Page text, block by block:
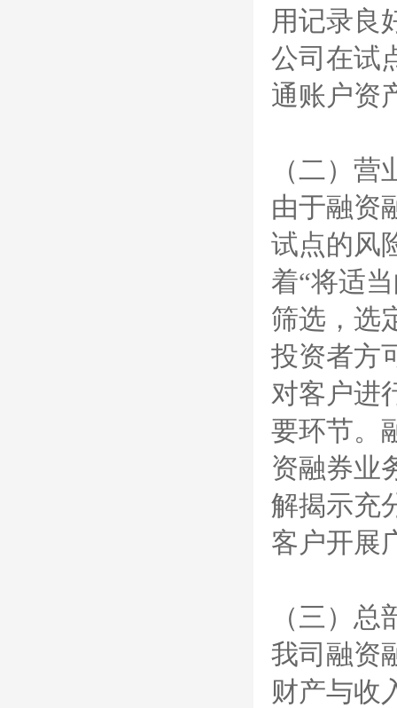
用记录良
公司在试
通账户资
（二）营
由于融资
试点的风
着“将适
筛选，选
投资者方
对客户进
要环节。
资融券业
解揭示充
客户开展
（三）
我司融资
财产与收